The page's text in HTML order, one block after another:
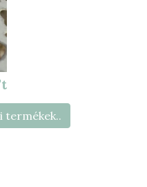
termékek..